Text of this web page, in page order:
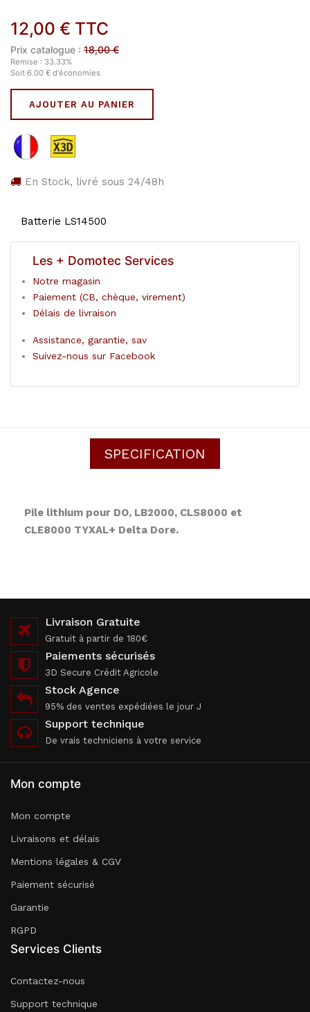
12,00 € TTC
Prix catalogue : 18,00€
Remise : 33.33%
Soit 6.00 € d'économies
AJOUTER AU PANIER
En Stock, livré sous 24/48h
Batterie LS14500
Les + Domotec Services
Notre magasin
Paiement (CB, chèque, virement)
Délais de livraison
Assistance, garantie, sav
Suivez-nous sur Facebook
SPECIFICATION
Pile lithium pour DO, LB2000, CLS8000 et
CLE8000 TYXAL+ Delta Dore.
Livraison Gratuite
Gratuit à partir de 180€
Paiements sécurisés
3D Secure Crédit Agricole
Stock Agence
95% des ventes expédiées le jour J
Support technique
De vrais techniciens à votre service
Mon compte
Mon compte
Livraisons et délais
Mentions légales & CGV
Paiement sécurisé
Garantie
RGPD
Services Clients
Contactez-nous
Support technique